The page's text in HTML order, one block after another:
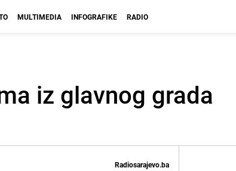
MULTIMEDIA INFOGRAFIKE RADIO
iz glavnog grada
Radiosarajevo.ba